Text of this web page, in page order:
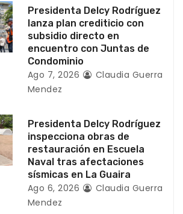
Presidenta Delcy Rodríguez
lanza plan crediticio con
subsidio directo en
encuentro con Juntas de
Condominio
Ago 7, 2026
Claudia Guerra
Mendez
Presidenta Delcy Rodríguez
inspecciona obras de
restauración en Escuela
Naval tras afectaciones
sísmicas en La Guaira
Ago 6, 2026
Claudia Guerra
Mendez